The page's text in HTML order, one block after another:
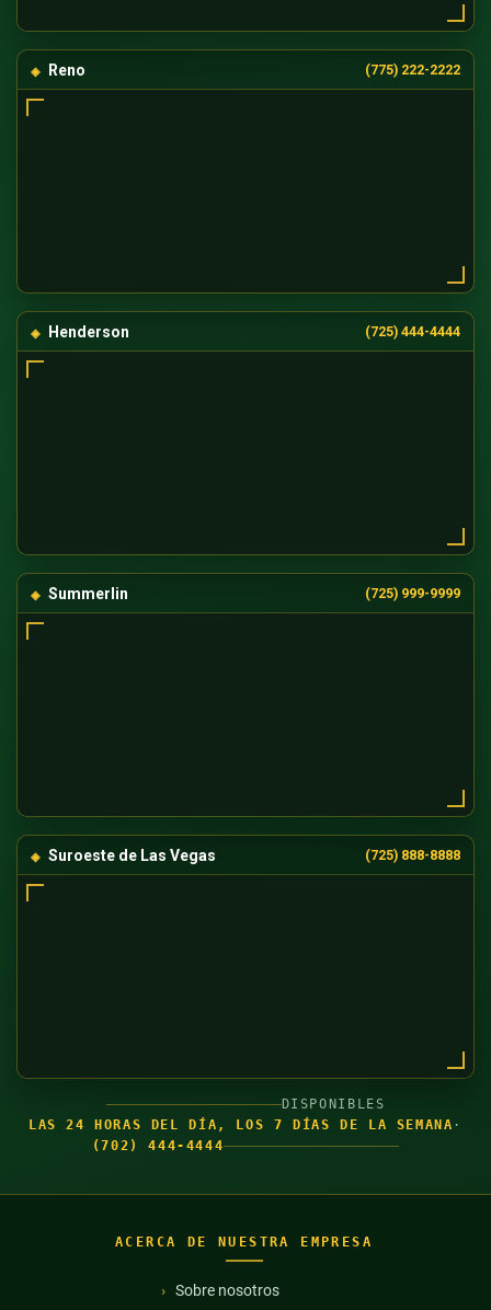
Reno (775) 222-2222
Henderson (725) 444-4444
Summerlin (725) 999-9999
Suroeste de Las Vegas (725) 888-8888
DISPONIBLES
LAS 24 HORAS DEL DÍA, LOS 7 DÍAS DE LA SEMANA ·
(702) 444-4444
ACERCA DE NUESTRA EMPRESA
Sobre nosotros